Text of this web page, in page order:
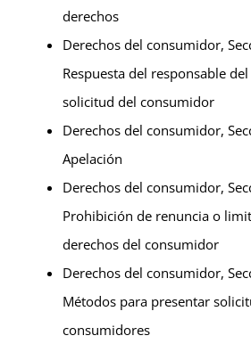
derechos
Derechos del consumidor,
Respuesta del responsable
solicitud del consumidor
Derechos del consumidor,
Apelación
Derechos del consumidor,
Prohibición de renuncia o
derechos del consumidor
Derechos del consumidor,
Métodos para presentar
consumidores